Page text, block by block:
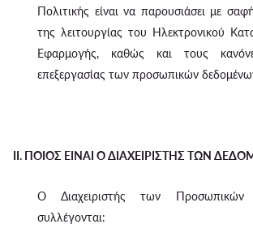
Πολιτικής είναι να παρουσιάσει με
της λειτουργίας του Ηλεκτρονικού
Εφαρμογής, καθώς και τους
επεξεργασίας των προσωπικών
II. ΠΟΙΟΣ ΕΙΝΑΙ Ο ΔΙΑΧΕΙΡΙΣΤΗΣ ΤΩΝ
Ο Διαχειριστής των
συλλέγονται: